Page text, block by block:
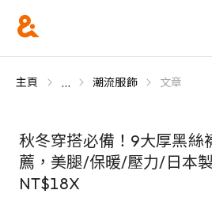
主頁 ... 潮流服飾 文章
秋冬穿搭必備！9大厚黑絲
薦，美腿/保暖/壓力/日本
NT$18X